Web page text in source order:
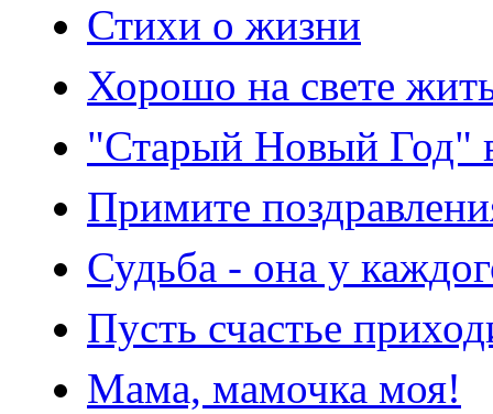
Стихи о жизни
Хорошо на свете
"Старый Новый Год"
Примите
Судьба - она у
Пусть счастье
Мама, мамочка моя!